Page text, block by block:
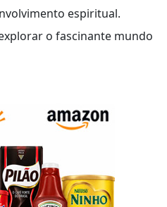
espiritual.
o fascinante mundo